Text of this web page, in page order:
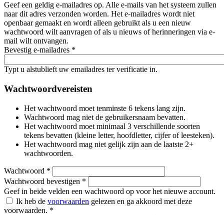
Geef een geldig e-mailadres op. Alle e-mails van het systeem zullen
naar dit adres verzonden worden. Het e-mailadres wordt niet
openbaar gemaakt en wordt alleen gebruikt als u een nieuw
wachtwoord wilt aanvragen of als u nieuws of herinneringen via e-
mail wilt ontvangen.
Bevestig e-mailadres *
Typt u alstublieft uw emailadres ter verificatie in.
Wachtwoordvereisten
Het wachtwoord moet tenminste 6 tekens lang zijn.
Wachtwoord mag niet de gebruikersnaam bevatten.
Het wachtwoord moet minimaal 3 verschillende soorten
tekens bevatten (kleine letter, hoofdletter, cijfer of leesteken).
Het wachtwoord mag niet gelijk zijn aan de laatste 2+
wachtwoorden.
Wachtwoord *
Wachtwoord bevestigen *
Geef in beide velden een wachtwoord op voor het nieuwe account.
Ik heb de voorwaarden gelezen en ga akkoord met deze
voorwaarden. *